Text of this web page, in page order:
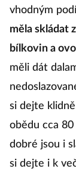
vhodným
měla skládat
bílkovin a
měli dát
si dejte
obědu cca
dobré jsou i
si dejte i k